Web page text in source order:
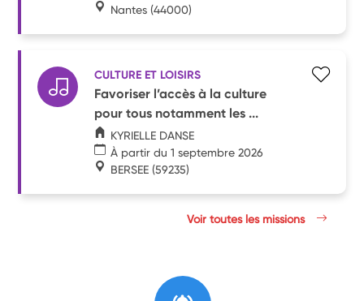
Nantes (44000)
CULTURE ET LOISIRS
Favoriser l’accès à la culture
pour tous notamment les ...
KYRIELLE DANSE
À partir du 1 septembre 2026
BERSEE (59235)
Voir toutes les missions